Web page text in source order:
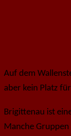
Auf dem
aber kein Platz
Brigittenau ist
Manche